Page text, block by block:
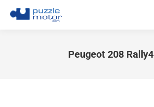
Peugeot 208 Rally4